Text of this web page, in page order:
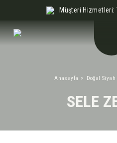
Müşteri Hizmetleri:
Anasayfa Doğal Siyah
SELE